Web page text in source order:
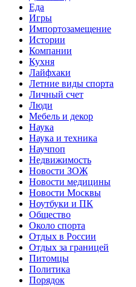
Еда
Игры
Импортозамещение
Истории
Компании
Кухня
Лайфхаки
Летние виды спорта
Личный счет
Люди
Мебель и декор
Наука
Наука и техника
Научпоп
Недвижимость
Новости ЗОЖ
Новости медицины
Новости Москвы
Ноутбуки и ПК
Общество
Около спорта
Отдых в России
Отдых за границей
Питомцы
Политика
Порядок